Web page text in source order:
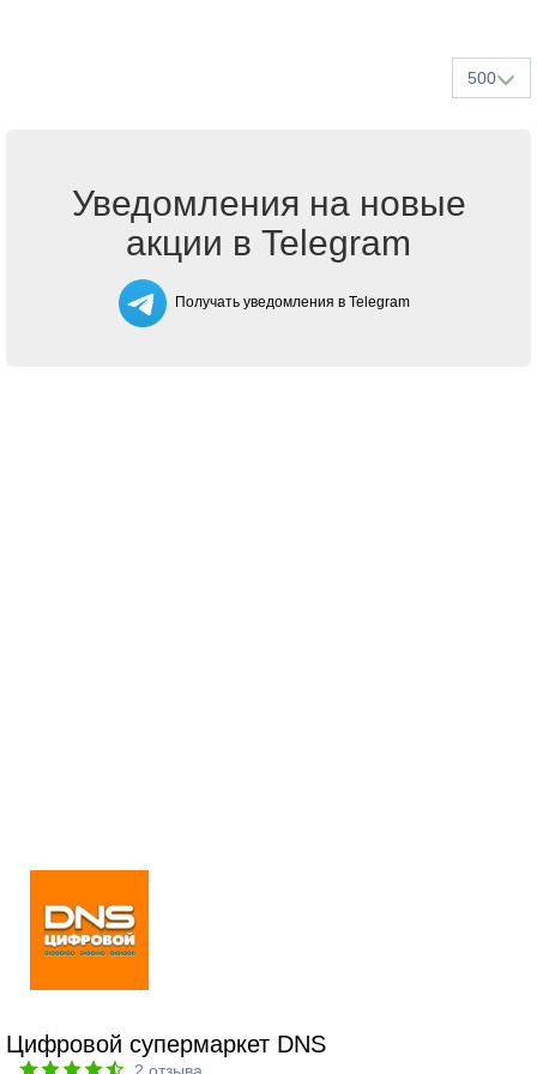
500
Уведомления на новые
акции в Telegram
Получать уведомления в Telegram
Цифровой супермаркет DNS